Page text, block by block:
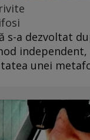
s-a dezvoltat
unei